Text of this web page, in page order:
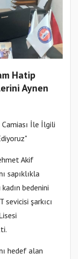
Hatip
Aynen
Camiası İle İlgili
Akif
sapıklıkla
bedenini
şarkıcı
hedef alan